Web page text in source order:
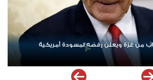
إسرائيل تشن ضربات على جنوب لبنان